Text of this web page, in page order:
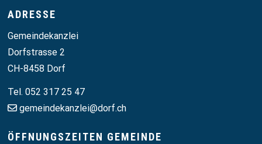
Footer
ADRESSE
Gemeindekanzlei
Dorfstrasse 2
CH-8458 Dorf
Tel. 052 317 25 47
gemeindekanzlei@dorf.ch
ÖFFNUNGSZEITEN GEMEINDE